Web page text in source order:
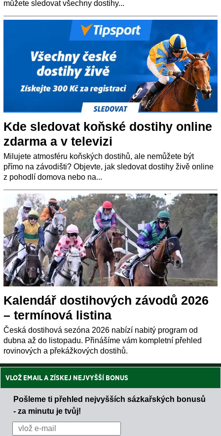
můžete sledovat všechny dostihy...
Kde sledovat koňské dostihy online
zdarma a v televizi
Milujete atmosféru koňských dostihů, ale nemůžete být
přímo na závodišti? Objevte, jak sledovat dostihy živě online
z pohodlí domova nebo na...
Kalendář dostihových závodů 2026
– termínová listina
Česká dostihová sezóna 2026 nabízí nabitý program od
dubna až do listopadu. Přinášíme vám kompletní přehled
rovinových a překážkových dostihů.
VLOŽ EMAIL A ZÍSKEJ NEJVYŠŠÍ BONUS
Pošleme ti přehled nejvyšších sázkařských bonusů
- za minutu je tvůj!